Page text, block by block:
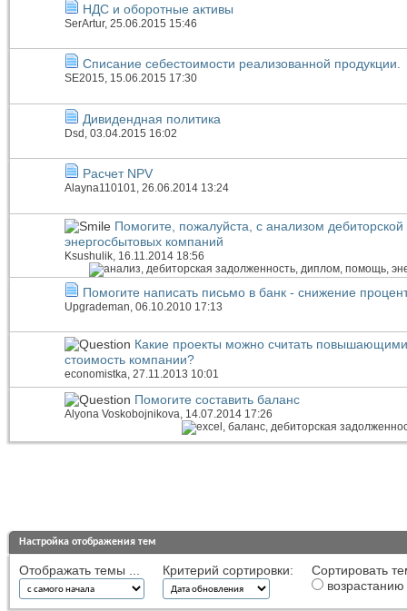
НДС и оборотные активы
SerArtur, 25.06.2015 15:46
Списание себестоимости реализованной продукции.
SE2015, 15.06.2015 17:30
Дивидендная политика
Dsd , 03.04.2015 16:02
Расчет NPV
Alayna110101, 26.06.2014 13:24
Помогите, пожалуйста, с анализом
энергосбытовых компаний
Ksushulik , 16.11.2014 18:56
Помогите написать письмо в банк - снижение
Upgrademan , 06.10.2010 17:13
Какие проекты можно считать повышающими
стоимость компании?
economistka, 27.11.2013 10:01
Помогите составить баланс
Alyona Voskobojnikova , 14.07.2014 17:26
Настройка отображения тем
Отображать темы ... Критерий сортировки:
Сортировать
возрастанию